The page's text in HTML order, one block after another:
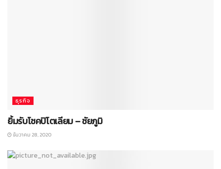
ธุรกิจ
ยิ้มรับโชคปิโตเลียม – ชัยภูมิ
ธันวาคม 28, 2020